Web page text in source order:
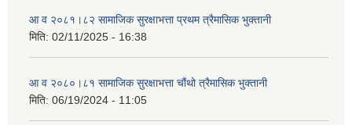
आ व २०८१।८२ सामाजिक सुरक्षाभत्ता प्रथम त्रैमासिक भुक्तानी
मिति: 02/11/2025 - 16:38
आ व २०८०।८१ सामाजिक सुरक्षाभत्ता चौंथो त्रैमासिक भुक्तानी
मिति: 06/19/2024 - 11:05